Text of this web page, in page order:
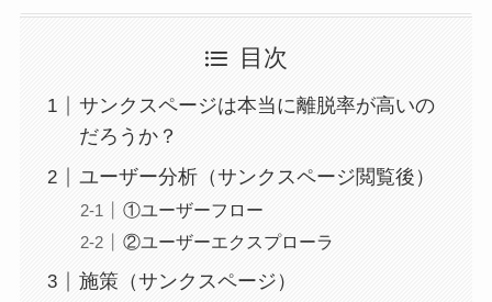
目次
サンクスページは本当に離脱率が高いの
だろうか？
ユーザー分析（サンクスページ閲覧後）
①ユーザーフロー
②ユーザーエクスプローラ
施策（サンクスページ）